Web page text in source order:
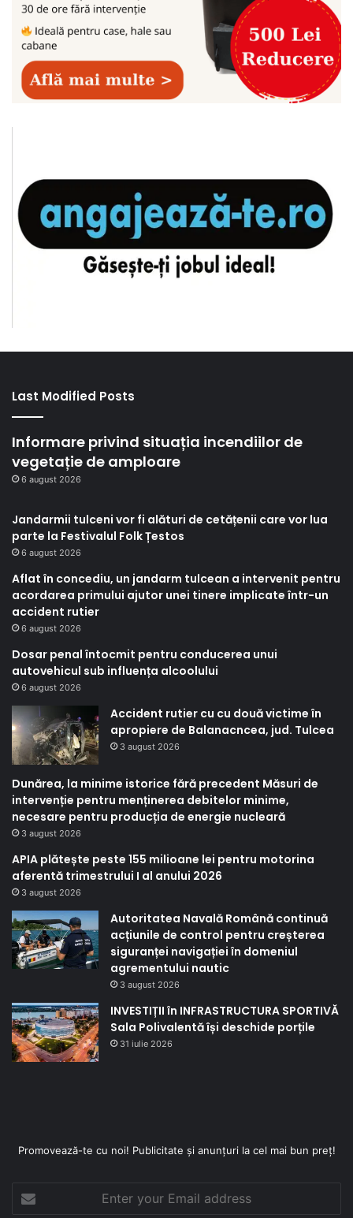
Last Modified Posts
Informare privind situația incendiilor de
vegetație de amploare
6 august 2026
Jandarmii tulceni vor fi alături de cetățenii care vor lua
parte la Festivalul Folk Țestos
6 august 2026
Aflat în concediu, un jandarm tulcean a intervenit pentru
acordarea primului ajutor unei tinere implicate într-un
accident rutier
6 august 2026
Dosar penal întocmit pentru conducerea unui
autovehicul sub influența alcoolului
6 august 2026
Accident rutier cu cu două victime în
apropiere de Balanacncea, jud. Tulcea
3 august 2026
Dunărea, la minime istorice fără precedent Măsuri de
intervenție pentru menținerea debitelor minime,
necesare pentru producția de energie nucleară
3 august 2026
APIA plătește peste 155 milioane lei pentru motorina
aferentă trimestrului I al anului 2026
3 august 2026
Autoritatea Navală Română continuă
acțiunile de control pentru creșterea
siguranței navigației în domeniul
agrementului nautic
3 august 2026
INVESTIȚII în INFRASTRUCTURA SPORTIVĂ
Sala Polivalentă își deschide porțile
31 iulie 2026
Promovează-te cu noi! Publicitate și anunțuri la cel mai bun preț!
Enter
your